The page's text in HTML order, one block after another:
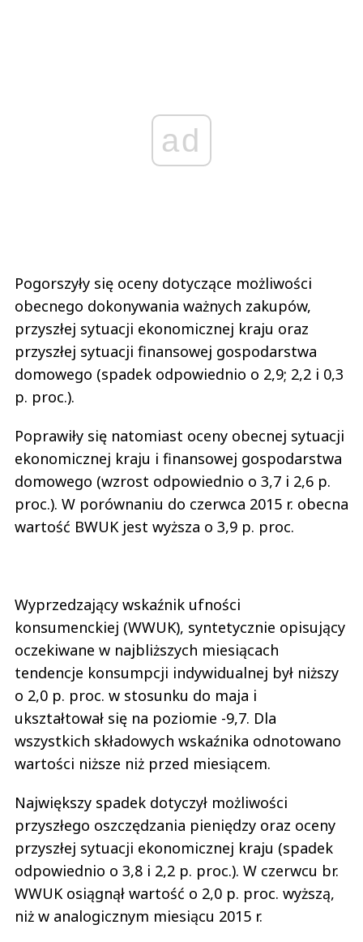
ad
Pogorszyły się oceny dotyczące możliwości
obecnego dokonywania ważnych zakupów,
przyszłej sytuacji ekonomicznej kraju oraz
przyszłej sytuacji finansowej gospodarstwa
domowego (spadek odpowiednio o 2,9; 2,2 i 0,3
p. proc.).
Poprawiły się natomiast oceny obecnej sytuacji
ekonomicznej kraju i finansowej gospodarstwa
domowego (wzrost odpowiednio o 3,7 i 2,6 p.
proc.). W porównaniu do czerwca 2015 r. obecna
wartość BWUK jest wyższa o 3,9 p. proc.
Wyprzedzający wskaźnik ufności
konsumenckiej (WWUK), syntetycznie opisujący
oczekiwane w najbliższych miesiącach
tendencje konsumpcji indywidualnej był niższy
o 2,0 p. proc. w stosunku do maja i
ukształtował się na poziomie -9,7. Dla
wszystkich składowych wskaźnika odnotowano
wartości niższe niż przed miesiącem.
Największy spadek dotyczył możliwości
przyszłego oszczędzania pieniędzy oraz oceny
przyszłej sytuacji ekonomicznej kraju (spadek
odpowiednio o 3,8 i 2,2 p. proc.). W czerwcu br.
WWUK osiągnął wartość o 2,0 p. proc. wyższą,
niż w analogicznym miesiącu 2015 r.